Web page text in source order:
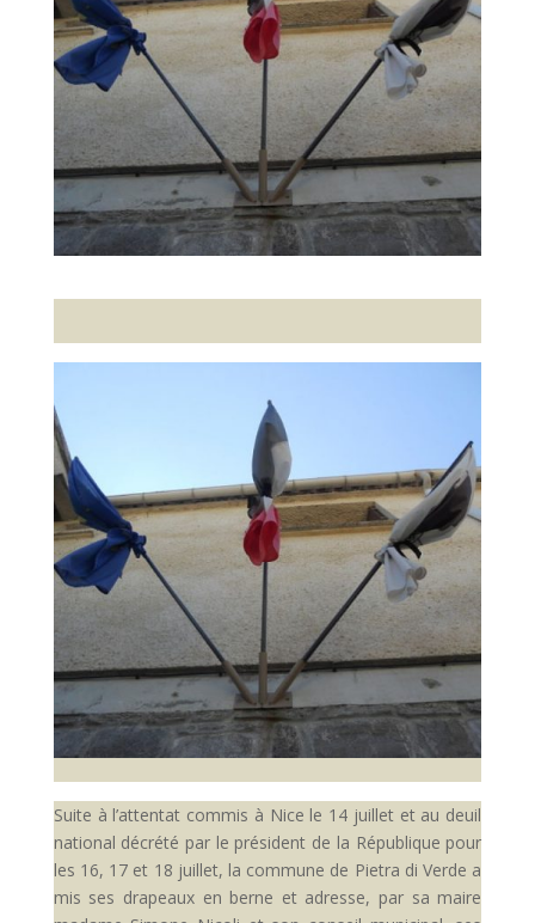
Suite à l’attentat commis à Nice le 14 juillet et au deuil
national décrété par le président de la République pour
les 16, 17 et 18 juillet, la commune de Pietra di Verde a
mis ses drapeaux en berne et adresse, par sa maire